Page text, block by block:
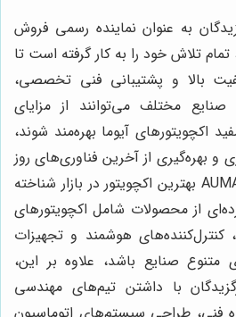
به عنوان نماینده رسمی فروش
تمام تلاش خود را به کار گرفته است تا
بالا و پشتیبانی فنی تخصصی،
مختلف می‌توانند از مزایای
اکچویتورهای آیوما بهره‌مند شوند،
و بهره‌گیری از آخرین فناوری‌های روز
دنیا باعث شده است که AUMA بهترین اکچویتور در بازار شناخته
از محصولات شامل اکچویتورهای
کنترل‌کننده‌های هوشمند و تجهیزات
متنوع صنایع باشد، علاوه بر این،
با داشتن تیم‌های مهندسی